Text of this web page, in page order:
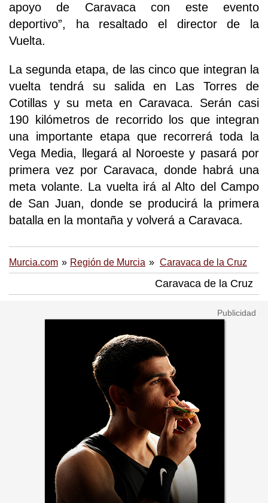
apoyo de Caravaca con este evento
deportivo”, ha resaltado el director de la
Vuelta.
La segunda etapa, de las cinco que integran la
vuelta tendrá su salida en Las Torres de
Cotillas y su meta en Caravaca. Serán casi
190 kilómetros de recorrido los que integran
una importante etapa que recorrerá toda la
Vega Media, llegará al Noroeste y pasará por
primera vez por Caravaca, donde habrá una
meta volante. La vuelta irá al Alto del Campo
de San Juan, donde se producirá la primera
batalla en la montaña y volverá a Caravaca.
Murcia.com Región de Murcia Caravaca de la Cruz
Caravaca de la Cruz